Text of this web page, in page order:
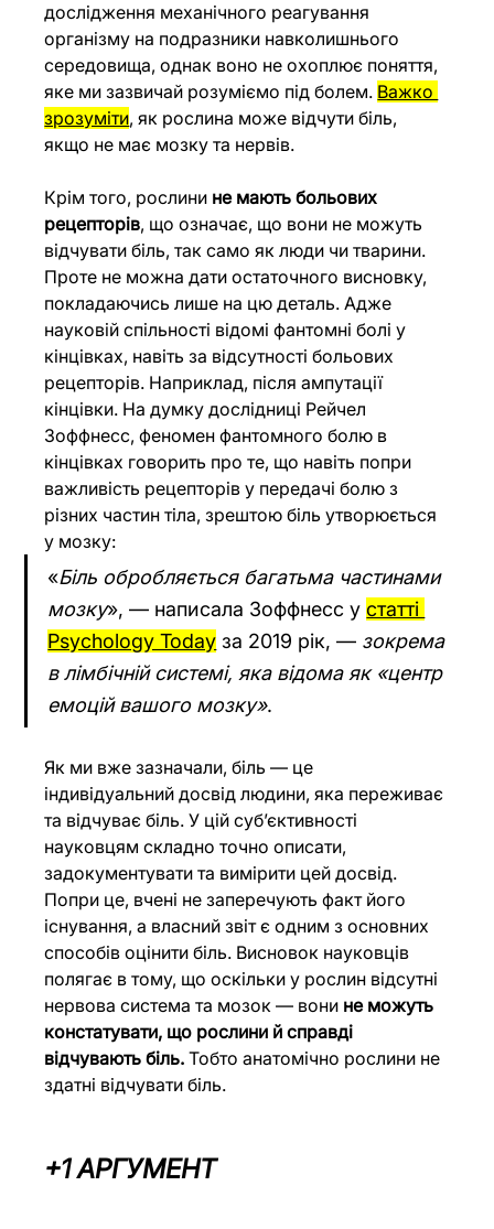
дослідження механічного реагування
організму на подразники навколишнього
середовища, однак воно не охоплює поняття,
яке ми зазвичай розуміємо під болем. Важко
зрозуміти, як рослина може відчути біль,
якщо не має мозку та нервів.
Крім того, рослини не мають больових
рецепторів, що означає, що вони не можуть
відчувати біль, так само як люди чи тварини.
Проте не можна дати остаточного висновку,
покладаючись лише на цю деталь. Адже
науковій спільності відомі фантомні болі у
кінцівках, навіть за відсутності больових
рецепторів. Наприклад, після ампутації
кінцівки. На думку дослідниці Рейчел
Зоффнесс, феномен фантомного болю в
кінцівках говорить про те, що навіть попри
важливість рецепторів у передачі болю з
різних частин тіла, зрештою біль утворюється
у мозку:
«Біль обробляється багатьма частинами
мозку», — написала Зоффнесс у статті
Psychology Today за 2019 рік, — зокрема
в лімбічній системі, яка відома як «центр
емоцій вашого мозку».
Як ми вже зазначали, біль — це
індивідуальний досвід людини, яка переживає
та відчуває біль. У цій суб’єктивності
науковцям складно точно описати,
задокументувати та вимірити цей досвід.
Попри це, вчені не заперечують факт його
існування, а власний звіт є одним з основних
способів оцінити біль. Висновок науковців
полягає в тому, що оскільки у рослин відсутні
нервова система та мозок — вони не можуть
констатувати, що рослини й справді
відчувають біль. Тобто анатомічно рослини не
здатні відчувати біль.
+1 АРГУМЕНТ